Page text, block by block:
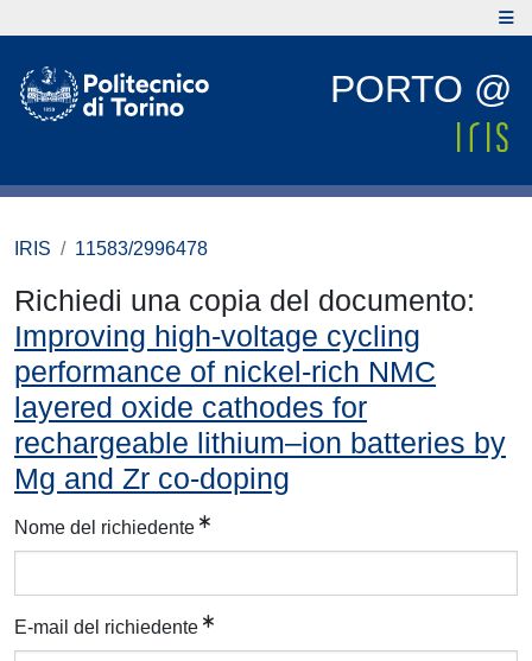
PORTO @
IRIS 11583/2996478
Richiedi una copia del documento:
Improving high-voltage cycling
performance of nickel-rich NMC
layered oxide cathodes for
rechargeable lithium–ion batteries by
Mg and Zr co-doping
Nome del richiedente
E-mail del richiedente